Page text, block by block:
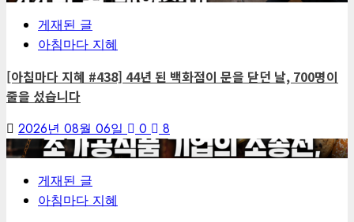
게재된 글
아침마다 지혜
[아침마다 지혜 #438] 44년 된 백화점이 문을 닫던 날, 700명이
줄을 섰습니다
2026년 08월 06일 0
8
5
게재된 글
아침마다 지혜